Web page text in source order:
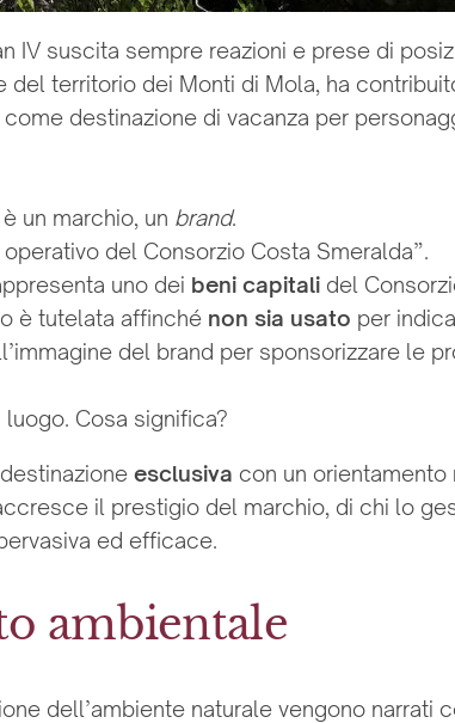
IV suscita sempre reazioni e prese di
territorio dei Monti di Mola, ha
destinazione di vacanza per
un marchio, un brand.
del Consorzio Costa Smeralda”.
uno dei beni capitali del
è tutelata affinché non sia usato per
del brand per sponsorizzare le
luogo. Cosa significa?
esclusiva con un orientamento
il prestigio del marchio, di chi lo
ed efficace.
ambientale
dell’ambiente naturale vengono